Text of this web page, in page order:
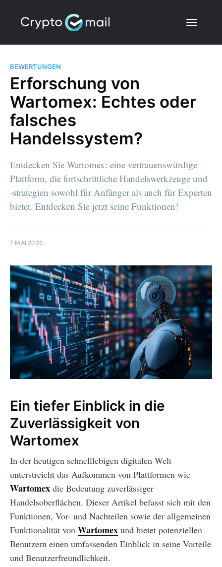
BEWERTUNGEN
Erforschung von
Wartomex: Echtes oder
falsches
Handelssystem?
Entdecken Sie Wartomex: eine vertrauenswürdige
Plattform, die fortschrittliche Handelswerkzeuge und
-strategien sowohl für Anfänger als auch für Experten
bietet. Entdecken Sie jetzt seine Funktionen!
7 MAI 2026
Ein tiefer Einblick in die
Zuverlässigkeit von
Wartomex
In der heutigen schnelllebigen digitalen Welt
unterstreicht das Aufkommen von Plattformen wie
Wartomex die Bedeutung zuverlässiger
Handelsoberflächen. Dieser Artikel befasst sich mit den
Funktionen, Vor- und Nachteilen sowie der allgemeinen
Funktionalität von Wartomex und bietet potenziellen
Benutzern einen umfassenden Einblick in seine Vorteile
und Benutzerfreundlichkeit.